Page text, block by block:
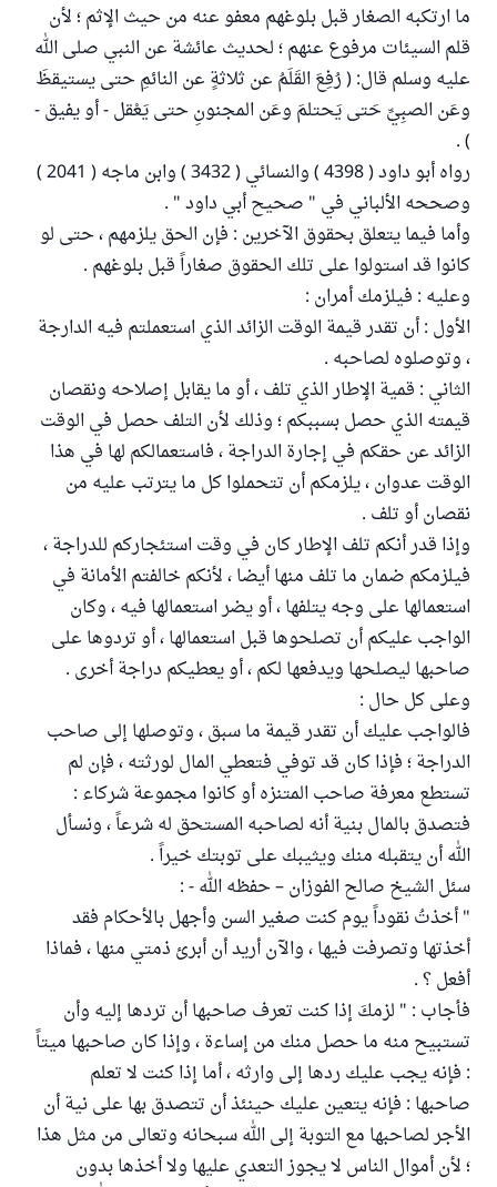
ما ارتكبه الصغار قبل بلوغهم معفو عنه من حيث الإثم ؛ لأن
قلم السيئات مرفوع عنهم ؛ لحديث عائشة عن النبي صلى الله
عليه وسلم قال: ( رُفِعَ القَلَمُ عن ثلاثةٍ عن النائمِ حتى يستيقظَ
وعَن الصبِيِّ حَتى يَحتلمَ وعَن المجنونِ حتى يَعْقل - أو يفيق -
) .
رواه أبو داود ( 4398 ) والنسائي ( 3432 ) وابن ماجه ( 2041 )
وصححه الألباني في " صحيح أبي داود " .
وأما فيما يتعلق بحقوق الآخرين : فإن الحق يلزمهم ، حتى لو
كانوا قد استولوا على تلك الحقوق صغاراً قبل بلوغهم .
وعليه : فيلزمك أمران :
الأول : أن تقدر قيمة الوقت الزائد الذي استعملتم فيه الدارجة
، وتوصلوه لصاحبه .
الثاني : قمية الإطار الذي تلف ، أو ما يقابل إصلاحه ونقصان
قيمته الذي حصل بسببكم ؛ وذلك لأن التلف حصل في الوقت
الزائد عن حقكم في إجارة الدراجة ، فاستعمالكم لها في هذا
الوقت عدوان ، يلزمكم أن تتحملوا كل ما يترتب عليه من
نقصان أو تلف .
وإذا قدر أنكم تلف الإطار كان في وقت استئجاركم للدراجة ،
فيلزمكم ضمان ما تلف منها أيضا ، لأنكم خالفتم الأمانة في
استعمالها على وجه يتلفها ، أو يضر استعمالها فيه ، وكان
الواجب عليكم أن تصلحوها قبل استعمالها ، أو تردوها على
صاحبها ليصلحها ويدفعها لكم ، أو يعطيكم دراجة أخرى .
وعلى كل حال :
فالواجب عليك أن تقدر قيمة ما سبق ، وتوصلها إلى صاحب
الدراجة ؛ فإذا كان قد توفي فتعطي المال لورثته ، فإن لم
تستطع معرفة صاحب المتنزه أو كانوا مجموعة شركاء :
فتصدق بالمال بنية أنه لصاحبه المستحق له شرعاً ، ونسأل
الله أن يتقبله منك ويثيبك على توبتك خيراً .
سئل الشيخ صالح الفوزان – حفظه الله - :
" أخذتُ نقوداً يوم كنت صغير السن وأجهل بالأحكام فقد
أخذتها وتصرفت فيها ، والآن أريد أن أبرئ ذمتي منها ، فماذا
أفعل ؟ .
فأجاب : " لزمكَ إذا كنت تعرف صاحبها أن تردها إليه وأن
تستبيح منه ما حصل منك من إساءة ، وإذا كان صاحبها ميتاً
: فإنه يجب عليك ردها إلى وارثه ، أما إذا كنت لا تعلم
صاحبها : فإنه يتعين عليك حينئذ أن تتصدق بها على نية أن
الأجر لصاحبها مع التوبة إلى الله سبحانه وتعالى من مثل هذا
؛ لأن أموال الناس لا يجوز التعدي عليها ولا أخذها بدون